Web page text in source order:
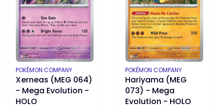
Xerneas (MEG 064)
- Mega Evolution -
HOLO
PRODUCENT
POKÉMON COMPANY
Hariyama (MEG
073) - Mega
Evolution - HOLO
PRODUCENT
POKÉMON COMPANY